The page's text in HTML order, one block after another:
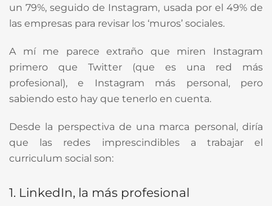
un 79%, seguido de Instagram, usada por el 49% de
las empresas para revisar los ‘muros’ sociales.
A mí me parece extraño que miren Instagram
primero que Twitter (que es una red más
profesional), e Instagram más personal, pero
sabiendo esto hay que tenerlo en cuenta.
Desde la perspectiva de una marca personal, diría
que las redes imprescindibles a trabajar el
curriculum social son:
1. LinkedIn, la más profesional